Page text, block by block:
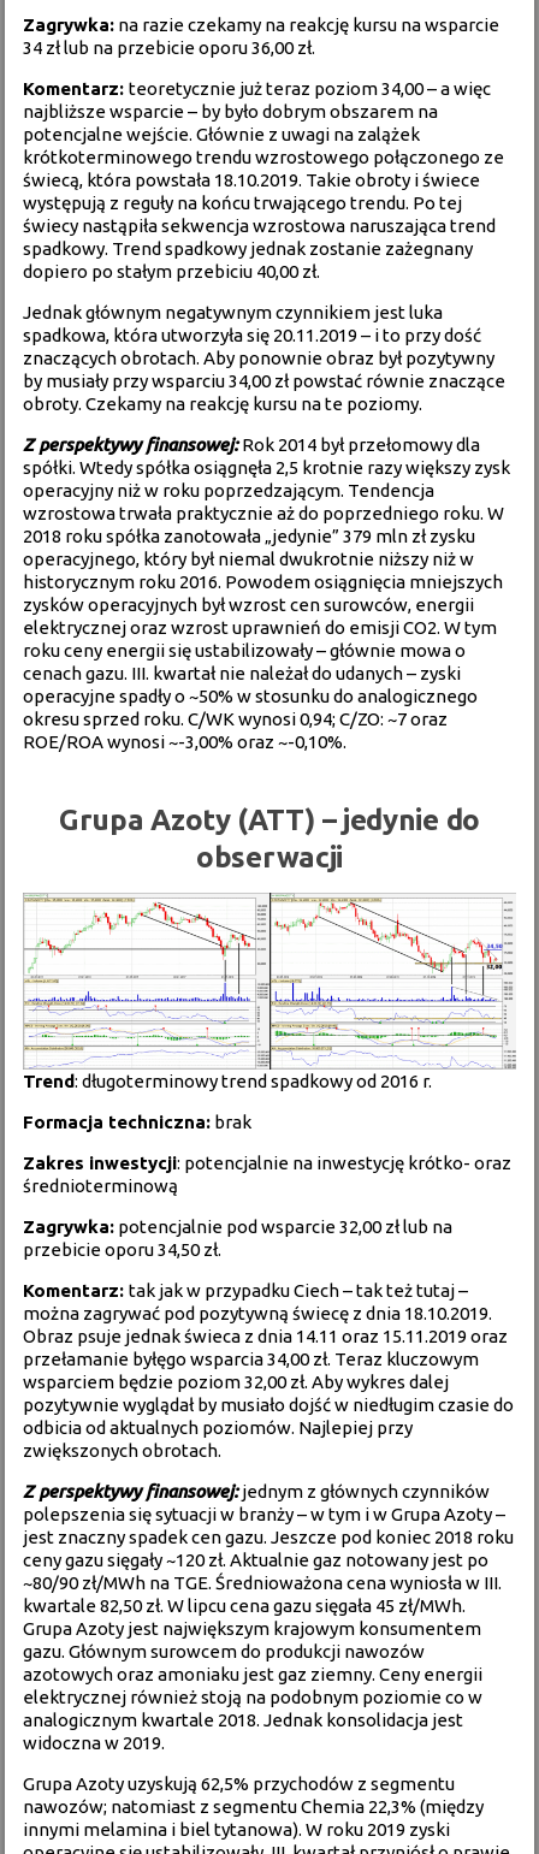
Zagrywka: na razie czekamy na reakcję kursu na wsparcie
34 zł lub na przebicie oporu 36,00 zł.
Komentarz:teoretycznie już teraz poziom 34,00 – a więc
najbliższe wsparcie – by było dobrym obszarem na
potencjalne wejście. Głównie z uwagi na zalążek
krótkoterminowego trendu wzrostowego połączonego ze
świecą, która powstała 18.10.2019. Takie obroty i świece
występują z reguły na końcu trwającego trendu. Po tej
świecy nastąpiła sekwencja wzrostowa naruszająca trend
spadkowy. Trend spadkowy jednak zostanie zażegnany
dopiero po stałym przebiciu 40,00 zł.
Jednak głównym negatywnym czynnikiem jest luka
spadkowa, która utworzyła się 20.11.2019 – i to przy dość
znaczących obrotach. Aby ponownie obraz był pozytywny
by musiały przy wsparciu 34,00 zł powstać równie znaczące
obroty. Czekamy na reakcję kursu na te poziomy.
Z perspektywy finansowej:Rok 2014 był przełomowy dla
spółki. Wtedy spółka osiągnęła 2,5 krotnie razy większy zysk
operacyjny niż w roku poprzedzającym. Tendencja
wzrostowa trwała praktycznie aż do poprzedniego roku. W
2018 roku spółka zanotowała „jedynie” 379 mln zł zysku
operacyjnego, który był niemal dwukrotnie niższy niż w
historycznym roku 2016. Powodem osiągnięcia mniejszych
zysków operacyjnych był wzrost cen surowców, energii
elektrycznej oraz wzrost uprawnień do emisji CO2. W tym
roku ceny energii się ustabilizowały – głównie mowa o
cenach gazu. III. kwartał nie należał do udanych – zyski
operacyjne spadły o ~50% w stosunku do analogicznego
okresu sprzed roku. C/WK wynosi 0,94; C/ZO: ~7 oraz
ROE/ROA wynosi ~-3,00% oraz ~-0,10%.
Grupa Azoty (ATT) – jedynie do
obserwacji
Trend: długoterminowy trend spadkowy od 2016 r.
Formacja techniczna: brak
Zakres inwestycji: potencjalnie na inwestycję krótko- oraz
średnioterminową
Zagrywka: potencjalnie pod wsparcie 32,00 zł lub na
przebicie oporu 34,50 zł.
Komentarz:tak jak w przypadku Ciech – tak też tutaj –
można zagrywać pod pozytywną świecę z dnia 18.10.2019.
Obraz psuje jednak świeca z dnia 14.11 oraz 15.11.2019 oraz
przełamanie byłęgo wsparcia 34,00 zł. Teraz kluczowym
wsparciem będzie poziom 32,00 zł. Aby wykres dalej
pozytywnie wyglądał by musiało dojść w niedługim czasie do
odbicia od aktualnych poziomów. Najlepiej przy
zwiększonych obrotach.
Z perspektywy finansowej:jednym z głównych czynników
polepszenia się sytuacji w branży – w tym i w Grupa Azoty –
jest znaczny spadek cen gazu. Jeszcze pod koniec 2018 roku
ceny gazu sięgały ~120 zł. Aktualnie gaz notowany jest po
~80/90 zł/MWh na TGE. Średnioważona cena wyniosła w III.
kwartale 82,50 zł. W lipcu cena gazu sięgała 45 zł/MWh.
Grupa Azoty jest największym krajowym konsumentem
gazu. Głównym surowcem do produkcji nawozów
azotowych oraz amoniaku jest gaz ziemny. Ceny energii
elektrycznej również stoją na podobnym poziomie co w
analogicznym kwartale 2018. Jednak konsolidacja jest
widoczna w 2019.
Grupa Azoty uzyskują 62,5% przychodów z segmentu
nawozów; natomiast z segmentu Chemia 22,3% (między
innymi melamina i biel tytanowa). W roku 2019 zyski